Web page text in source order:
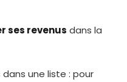
ses revenus dans la
une liste : pour